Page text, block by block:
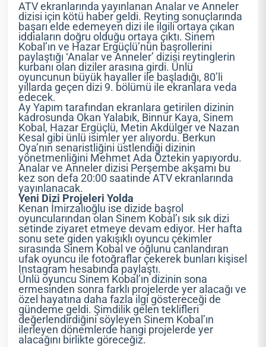
ATV ekranlarında yayınlanan Analar ve Anneler
dizisi için kötü haber geldi. Reyting sonuçlarında
başarı elde edemeyen dizi ile ilgili ortaya çıkan
iddiaların doğru olduğu ortaya çıktı. Sinem
Kobal’ın ve Hazar Ergüçlü’nün başrollerini
paylaştığı ‘Analar ve Anneler’ dizisi reytinglerin
kurbanı olan diziler arasına girdi. Ünlü
oyuncunun büyük hayaller ile başladığı, 80’li
yıllarda geçen dizi 9. bölümü ile ekranlara veda
edecek.
Ay Yapım tarafından ekranlara getirilen dizinin
kadrosunda Okan Yalabık, Binnur Kaya, Sinem
Kobal, Hazar Ergüçlü, Metin Akdülger ve Nazan
Kesal gibi ünlü isimler yer alıyordu. Berkun
Oya’nın senaristliğini üstlendiği dizinin
yönetmenliğini Mehmet Ada Öztekin yapıyordu.
Analar ve Anneler dizisi Perşembe akşamı bu
kez son defa 20:00 saatinde ATV ekranlarında
yayınlanacak.
Yeni Dizi Projeleri Yolda
Kenan İmirzalıoğlu ise dizide başrol
oyuncularından olan Sinem Kobal’ı sık sık dizi
setinde ziyaret etmeye devam ediyor. Her hafta
sonu sete giden yakışıklı oyuncu çekimler
sırasında Sinem Kobal ve oğlunu canlandıran
ufak oyuncu ile fotoğraflar çekerek bunları kişisel
Instagram hesabında paylaştı.
Ünlü oyuncu Sinem Kobal’ın dizinin sona
ermesinden sonra farklı projelerde yer alacağı ve
özel hayatına daha fazla ilgi göstereceği de
gündeme geldi. Şimdilik gelen teklifleri
değerlendirdiğini söyleyen Sinem Kobal’ın
ilerleyen dönemlerde hangi projelerde yer
alacağını birlikte göreceğiz.